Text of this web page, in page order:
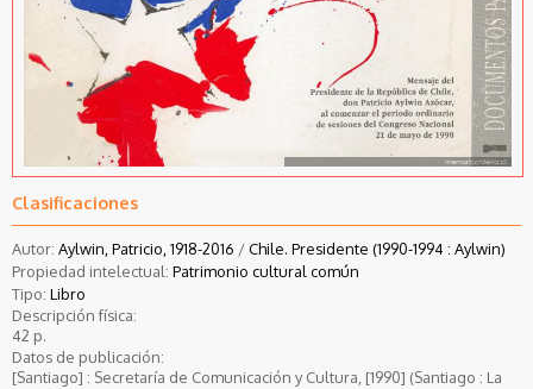
Clasificaciones
Autor: Aylwin, Patricio, 1918-2016 /Chile. Presidente (1990-1994 : Aylwin)
Propiedad intelectual: Patrimonio cultural común
Tipo: Libro
Descripción física:
42 p.
Datos de publicación:
[Santiago] : Secretaría de Comunicación y Cultura, [1990] (Santiago : La